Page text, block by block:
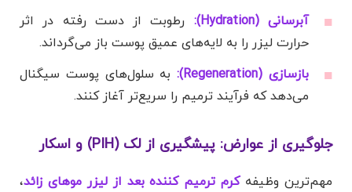
آبرسانی (Hydration):
رطوبت از دست رفته در اثر
حرارت لیزر را به لایه‌های عمیق پوست باز می‌گرداند.
بازسازی (Regeneration):
به سلول‌های پوست سیگنال
می‌دهد که فرآیند ترمیم را سریع‌تر آغاز کنند.
جلوگیری از عوارض: پیشگیری از لک (PIH) و اسکار
مهم‌ترین وظیفهکرم ترمیم کننده بعد از لیزر موهای زائد،